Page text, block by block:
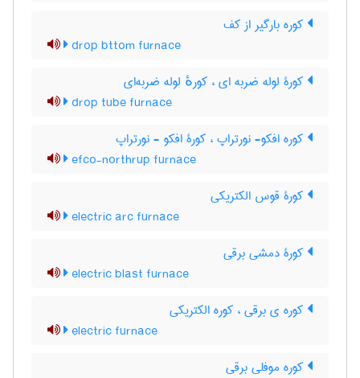
کوره بارگیر از کف
drop bttom furnace
کورۀ لوله ضربه ای ، کورهٔ لوله ضربه‌ای
drop tube furnace
کوره افکو- نورتراپ ، کورۀ افکو - نورتراپ
efco-northrup furnace
کورۀ قوس الکتریکی
electric arc furnace
کورۀ دمشی برقی
electric blast furnace
کوره ی برقی ، کوره الکتریکی
electric furnace
کوره موفلی برقی